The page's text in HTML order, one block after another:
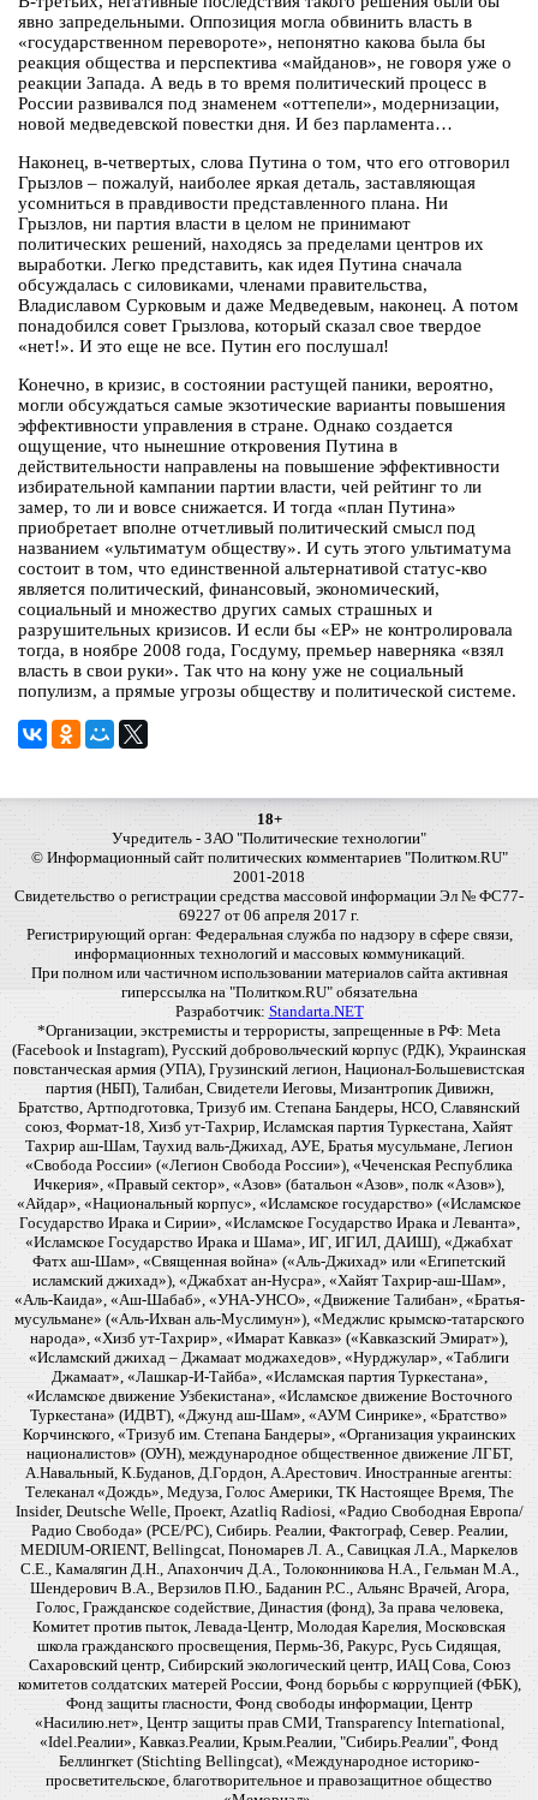
явно запредельными. Оппозиция могла обвинить власть в
«государственном перевороте», непонятно какова была бы
реакция общества и перспектива «майданов», не говоря уже о
реакции Запада. А ведь в то время политический процесс в
России развивался под знаменем «оттепели», модернизации,
новой медведевской повестки дня. И без парламента…
Наконец, в-четвертых, слова Путина о том, что его отговорил
Грызлов – пожалуй, наиболее яркая деталь, заставляющая
усомниться в правдивости представленного плана. Ни
Грызлов, ни партия власти в целом не принимают
политических решений, находясь за пределами центров их
выработки. Легко представить, как идея Путина сначала
обсуждалась с силовиками, членами правительства,
Владиславом Сурковым и даже Медведевым, наконец. А потом
понадобился совет Грызлова, который сказал свое твердое
«нет!». И это еще не все. Путин его послушал!
Конечно, в кризис, в состоянии растущей паники, вероятно,
могли обсуждаться самые экзотические варианты повышения
эффективности управления в стране. Однако создается
ощущение, что нынешние откровения Путина в
действительности направлены на повышение эффективности
избирательной кампании партии власти, чей рейтинг то ли
замер, то ли и вовсе снижается. И тогда «план Путина»
приобретает вполне отчетливый политический смысл под
названием «ультиматум обществу». И суть этого ультиматума
состоит в том, что единственной альтернативой статус-кво
является политический, финансовый, экономический,
социальный и множество других самых страшных и
разрушительных кризисов. И если бы «ЕР» не контролировала
тогда, в ноябре 2008 года, Госдуму, премьер наверняка «взял
власть в свои руки». Так что на кону уже не социальный
популизм, а прямые угрозы обществу и политической системе.
18+
Учредитель - ЗАО "Политические технологии"
© Информационный сайт политических комментариев "Политком.RU"
2001-2018
Свидетельство о регистрации средства массовой информации Эл № ФС77-
69227 от 06 апреля 2017 г.
Регистрирующий орган: Федеральная служба по надзору в сфере связи,
информационных технологий и массовых коммуникаций.
При полном или частичном использовании материалов сайта активная
гиперссылка на "Политком.RU" обязательна
Разработчик: Standarta.NET
*Организации, экстремисты и террористы, запрещенные в РФ: Meta
(Facebook и Instagram), Русский добровольческий корпус (РДК), Украинская
повстанческая армия (УПА), Грузинский легион, Национал-Большевистская
партия (НБП), Талибан, Свидетели Иеговы, Мизантропик Дивижн,
Братство, Артподготовка, Тризуб им. Степана Бандеры, НСО, Славянский
союз, Формат-18, Хизб ут-Тахрир, Исламская партия Туркестана, Хайят
Тахрир аш-Шам, Таухид валь-Джихад, АУЕ, Братья мусульмане, Легион
«Свобода России» («Легион Свобода России»), «Чеченская Республика
Ичкерия», «Правый сектор», «Азов» (батальон «Азов», полк «Азов»),
«Айдар», «Национальный корпус», «Исламское государство» («Исламское
Государство Ирака и Сирии», «Исламское Государство Ирака и Леванта»,
«Исламское Государство Ирака и Шама», ИГ, ИГИЛ, ДАИШ), «Джабхат
Фатх аш-Шам», «Священная война» («Аль-Джихад» или «Египетский
исламский джихад»), «Джабхат ан-Нусра», «Хайят Тахрир-аш-Шам»,
«Аль-Каида», «Аш-Шабаб», «УНА-УНСО», «Движение Талибан», «Братья-
мусульмане» («Аль-Ихван аль-Муслимун»), «Меджлис крымско-татарского
народа», «Хизб ут-Тахрир», «Имарат Кавказ» («Кавказский Эмират»),
«Исламский джихад – Джамаат моджахедов», «Нурджулар», «Таблиги
Джамаат», «Лашкар-И-Тайба», «Исламская партия Туркестана»,
«Исламское движение Узбекистана», «Исламское движение Восточного
Туркестана» (ИДВТ), «Джунд аш-Шам», «АУМ Синрике», «Братство»
Корчинского, «Тризуб им. Степана Бандеры», «Организация украинских
националистов» (ОУН), международное общественное движение ЛГБТ,
А.Навальный, К.Буданов, Д.Гордон, А.Арестович. Иностранные агенты:
Телеканал «Дождь», Медуза, Голос Америки, ТК Настоящее Время, The
Insider, Deutsche Welle, Проект, Azatliq Radiosi, «Радио Свободная Европа/
Радио Свобода» (PCE/PC), Сибирь. Реалии, Фактограф, Север. Реалии,
MEDIUM-ORIENT, Bellingcat, Пономарев Л. А., Савицкая Л.А., Маркелов
С.Е., Камалягин Д.Н., Апахончич Д.А., Толоконникова Н.А., Гельман М.А.,
Шендерович В.А., Верзилов П.Ю., Баданин Р.С., Альянс Врачей, Агора,
Голос, Гражданское содействие, Династия (фонд), За права человека,
Комитет против пыток, Левада-Центр, Молодая Карелия, Московская
школа гражданского просвещения, Пермь-36, Ракурс, Русь Сидящая,
Сахаровский центр, Сибирский экологический центр, ИАЦ Сова, Союз
комитетов солдатских матерей России, Фонд борьбы с коррупцией (ФБК),
Фонд защиты гласности, Фонд свободы информации, Центр
«Насилию.нет», Центр защиты прав СМИ, Transparency International,
«Idel.Реалии», Кавказ.Реалии, Крым.Реалии, "Сибирь.Реалии", Фонд
Беллингкет (Stichting Bellingcat), «Международное историко-
просветительское, благотворительное и правозащитное общество